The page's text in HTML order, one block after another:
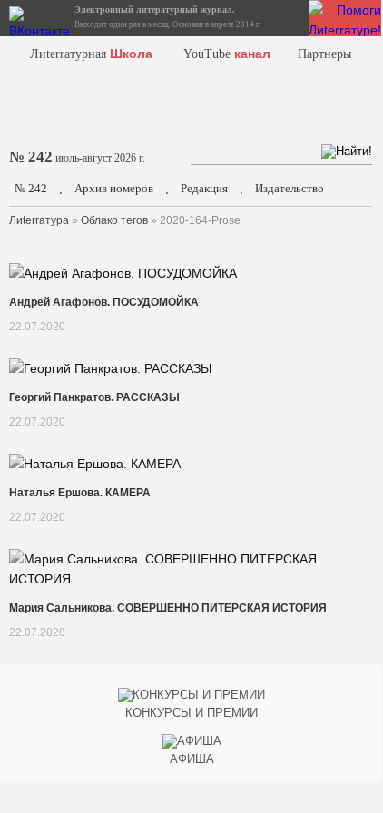
Электронный литературный журнал.
Выходит один раз в месяц. Основан в апреле 2014 г.
Лиterraтурная Школа YouTube канал Партнеры
№ 242 июль-август 2026 г.
№ 242 . Архив номеров . Редакция . Издательство
Лиterraтура » Облако тегов » 2020-164-Prose
Андрей Агафонов. ПОСУДОМОЙКА
22.07.2020
Георгий Панкратов. РАССКАЗЫ
22.07.2020
Наталья Ершова. КАМЕРА
22.07.2020
Мария Сальникова. СОВЕРШЕННО ПИТЕРСКАЯ ИСТОРИЯ
22.07.2020
КОНКУРСЫ И ПРЕМИИ
АФИША